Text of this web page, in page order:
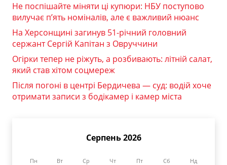
Не поспішайте міняти ці купюри: НБУ поступово
вилучає п’ять номіналів, але є важливий нюанс
На Херсонщині загинув 51-річний головний
сержант Сергій Капітан з Овруччини
Огірки тепер не ріжуть, а розбивають: літній салат,
який став хітом соцмереж
Після погоні в центрі Бердичева — суд: водій хоче
отримати записи з бодікамер і камер міста
Серпень 2026
Пн Вт Ср Чт Пт Сб Нд